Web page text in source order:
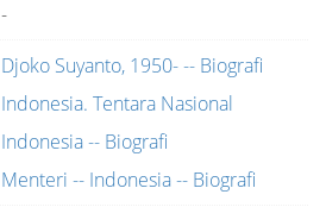
-
Djoko Suyanto, 1950- -- Biografi
Indonesia. Tentara Nasional
Indonesia -- Biografi
Menteri -- Indonesia -- Biografi